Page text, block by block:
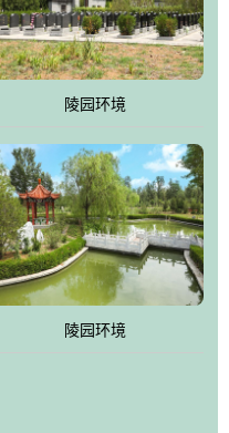
陵园环境
陵园环境